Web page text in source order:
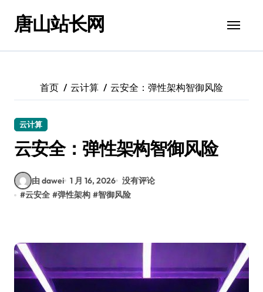
唐山站长网
首页 云计算 云安全：弹性架构智御风险
云计算
云安全：弹性架构智御风险
由 dawei 1 月 16, 2026 没有评论
#云安全 #弹性架构 #智御风险